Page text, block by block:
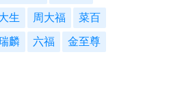
生 周大福 菜百
麟 六福 金至尊